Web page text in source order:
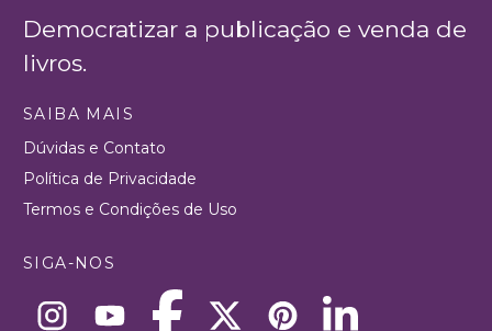
Democratizar a publicação e venda de
livros.
SAIBA MAIS
Dúvidas e Contato
Política de Privacidade
Termos e Condições de Uso
SIGA-NOS